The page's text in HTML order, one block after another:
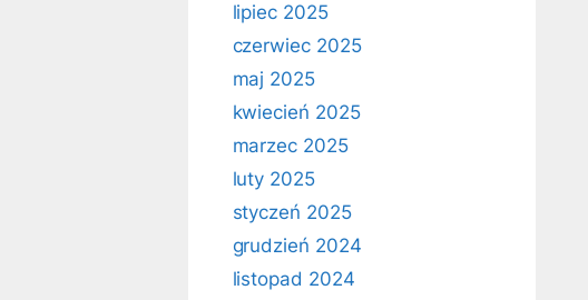
lipiec 2025
czerwiec 2025
maj 2025
kwiecień 2025
marzec 2025
luty 2025
styczeń 2025
grudzień 2024
listopad 2024